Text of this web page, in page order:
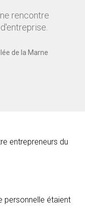
rencontre
de la Marne
entrepreneurs du
personnelle étaient